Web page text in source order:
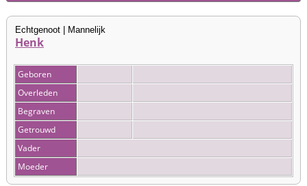
Echtgenoot | Mannelijk
Henk
Geboren
Overleden
Begraven
Getrouwd
Vader
Moeder